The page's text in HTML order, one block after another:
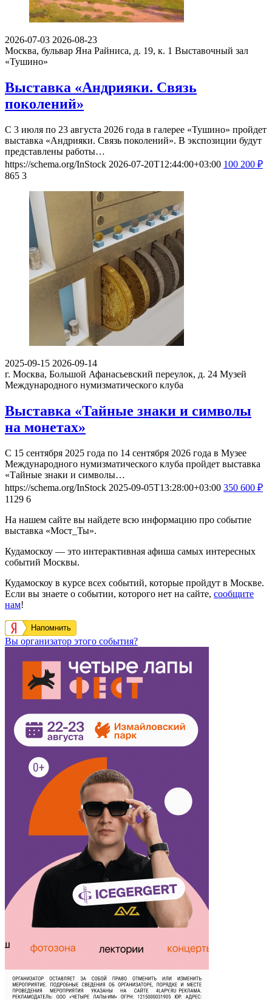
2026-07-03 2026-08-23
Москва, бульвар Яна Райниса, д. 19, к. 1 Выставочный зал
«Тушино»
Выставка «Андрияки. Связь
поколений»
С 3 июля по 23 августа 2026 года в галерее «Тушино» пройдет
выставка «Андрияки. Связь поколений». В экспозиции будут
представлены работы…
https://schema.org/InStock 2026-07-20T12:44:00+03:00 100 200 ₽
865 3
2025-09-15 2026-09-14
г. Москва, Большой Афанасьевский переулок, д. 24 Музей
Международного нумизматического клуба
Выставка «Тайные знаки и символы
на монетах»
С 15 сентября 2025 года по 14 сентября 2026 года в Музее
Международного нумизматического клуба пройдет выставка
«Тайные знаки и символы…
https://schema.org/InStock 2025-09-05T13:28:00+03:00 350 600 ₽
1129 6
На нашем сайте вы найдете всю информацию про событие
выставка «Мост_Ты».
Кудамоскоу — это интерактивная афиша самых интересных
событий Москвы.
Кудамоскоу в курсе всех событий, которые пройдут в Москве.
Если вы знаете о событии, которого нет на сайте, сообщите
нам!
Напомнить
Вы организатор этого события?